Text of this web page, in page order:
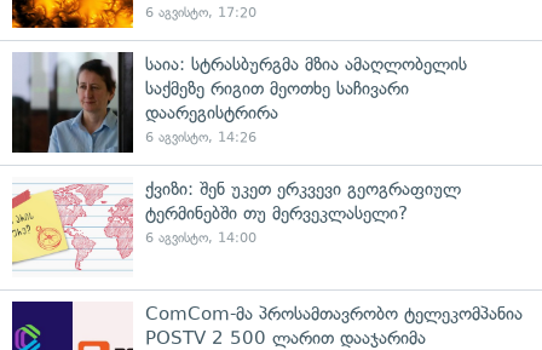
6 აგვისტო, 17:20
საია: სტრასბურგმა მზია ამაღლობელის
საქმეზე რიგით მეოთხე საჩივარი
დაარეგისტრირა
6 აგვისტო, 14:26
ქვიზი: შენ უკეთ ერკვევი გეოგრაფიულ
ტერმინებში თუ მერვეკლასელი?
6 აგვისტო, 14:00
ComCom-მა პროსამთავრობო ტელეკომპანია
POSTV 2 500 ლარით დააჯარიმა